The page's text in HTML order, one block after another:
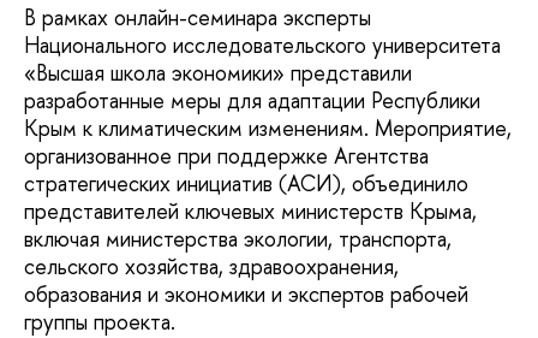
В рамках онлайн-семинара эксперты
Национального исследовательского университета
«Высшая школа экономики» представили
разработанные меры для адаптации Республики
Крым к климатическим изменениям. Мероприятие,
организованное при поддержке Агентства
стратегических инициатив (АСИ), объединило
представителей ключевых министерств Крыма,
включая министерства экологии, транспорта,
сельского хозяйства, здравоохранения,
образования и экономики и экспертов рабочей
группы проекта.